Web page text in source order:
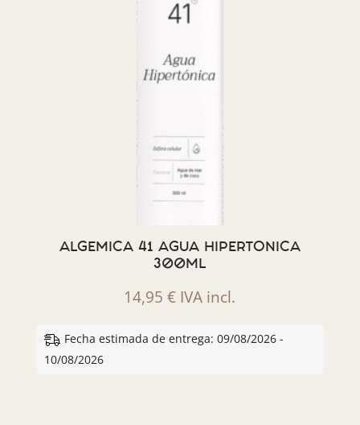
ALGEMICA 41 AGUA HIPERTONICA
300ML
14,95€ IVA incl.
Fecha estimada de entrega: 09/08/2026 -
10/08/2026